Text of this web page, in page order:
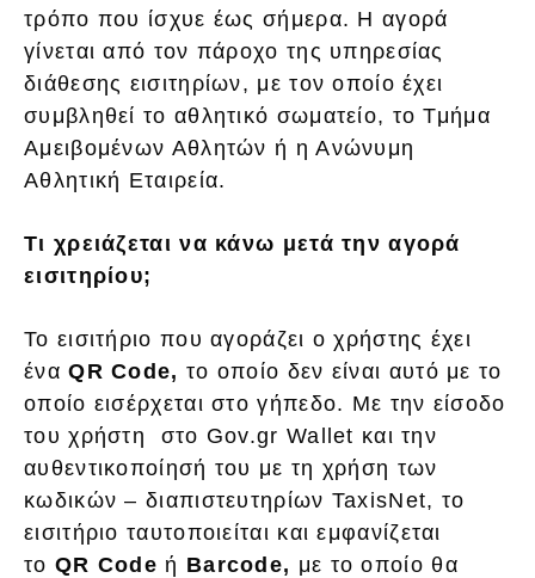
τρόπο που ίσχυε έως σήμερα. Η αγορά
γίνεται από τον πάροχο της υπηρεσίας
διάθεσης εισιτηρίων, με τον οποίο έχει
συμβληθεί το αθλητικό σωματείο, το Τμήμα
Αμειβομένων Αθλητών ή η Ανώνυμη
Αθλητική Εταιρεία.
Τι χρειάζεται να κάνω μετά την αγορά
εισιτηρίου;
Το εισιτήριο που αγοράζει ο χρήστης έχει
έναQR Code, το οποίο δεν είναι αυτό με το
οποίο εισέρχεται στο γήπεδο. Με την είσοδο
του χρήστη στο Gov.gr Wallet και την
αυθεντικοποίησή του με τη χρήση των
κωδικών – διαπιστευτηρίων TaxisNet, το
εισιτήριο ταυτοποιείται και εμφανίζεται
το QR Code ή Barcode, με το οποίο θα